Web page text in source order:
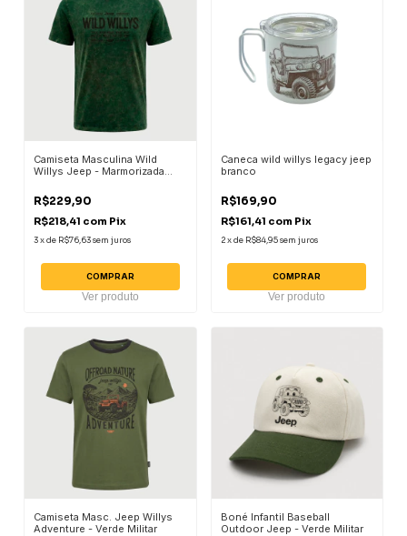
Camiseta Masculina Wild
Willys Jeep - Marmorizada
R$229,90
R$218,41 com Pix
3xde R$76,63sem juros
COMPRAR
Ver produto
Caneca wild willys legacy jeep
branco
R$169,90
R$161,41 com Pix
2 xde R$84,95 sem juros
COMPRAR
Ver produto
Camiseta Masc. Jeep Willys
Adventure - Verde Militar
Boné Infantil Baseball
Outdoor Jeep - Verde Militar